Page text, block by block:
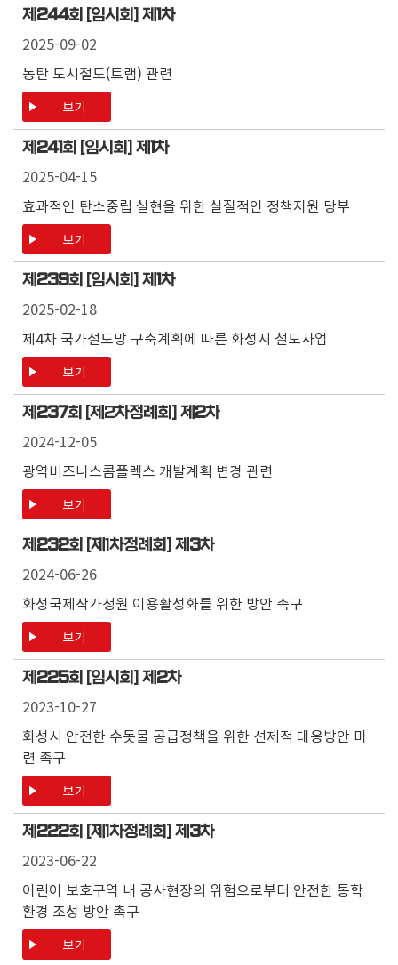
제 244회 [임시회] 제 1차
2025-09-02
동탄 도시철도(트램) 관련
보기
제 241회 [임시회] 제 1차
2025-04-15
효과적인 탄소중립 실현을 위한 실질적인 정책지원 당부
보기
제 239회 [임시회] 제 1차
2025-02-18
제4차 국가철도망 구축계획에 따른 화성시 철도사업
보기
제 237회 [제2차정례회] 제 2차
2024-12-05
광역비즈니스콤플렉스 개발계획 변경 관련
보기
제 232회 [제1차정례회] 제 3차
2024-06-26
화성국제작가정원 이용활성화를 위한 방안 촉구
보기
제 225회 [임시회] 제 2차
2023-10-27
화성시 안전한 수돗물 공급정책을 위한 선제적 대응방안 마
련 촉구
보기
제 222회 [제1차정례회] 제 3차
2023-06-22
어린이 보호구역 내 공사현장의 위험으로부터 안전한 통학
환경 조성 방안 촉구
보기